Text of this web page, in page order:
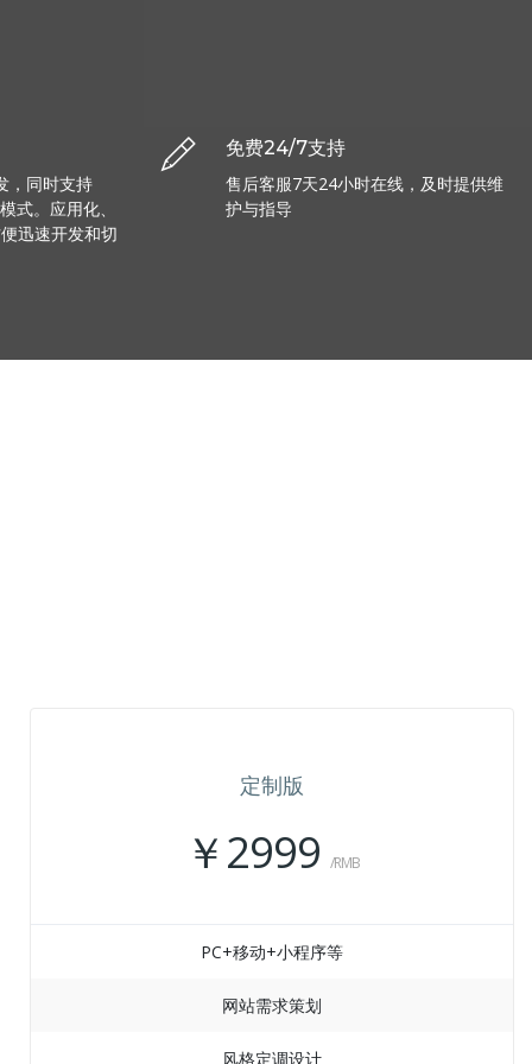
，同时支持
式。应用化、
迅速开发和切
免费24/7支持
售后客服7天24小时在线，及时提供维
护与指导
定制版
￥2999 /RMB
PC+移动+小程序等
网站需求策划
风格定调设计